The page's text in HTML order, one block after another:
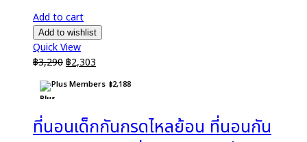
Add to cart
Add to wishlist
Quick View
฿3,290Original
฿2,303
Plus Members ฿2,188
ที่นอนเด็กกันกรดไหลย้อน ที่นอนกัน